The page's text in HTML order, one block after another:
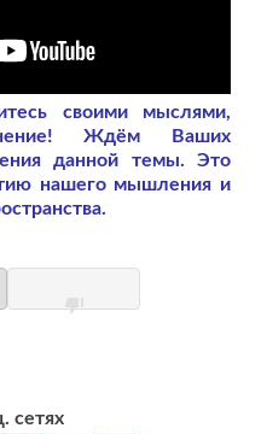
своими мыслями,
Ждём Ваших
данной темы. Это
нашего мышления и
сетях